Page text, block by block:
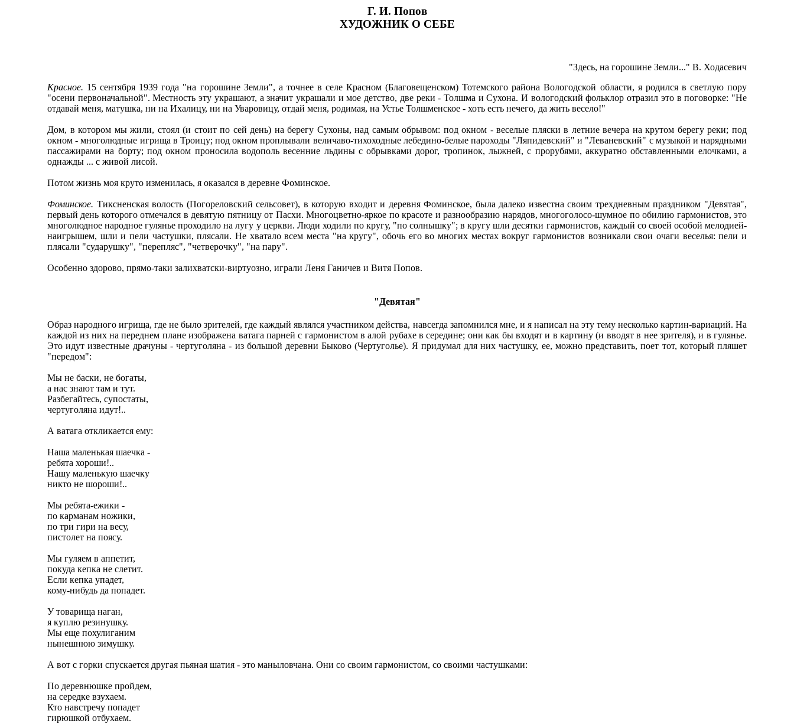
Г. И. Попов
ХУДОЖНИК О СЕБЕ
"Здесь, на горошине Земли..." В. Ходасевич
Красное. 15 сентября 1939 года "на горошине Земли", а точнее в селе Красном (Благовещенском) Тотемского района Вологодской области, я родился в светлую пору
"осени первоначальной". Местность эту украшают, а значит украшали и мое детство, две реки - Толшма и Сухона. И вологодский фольклор отразил это в поговорке: "Не
отдавай меня, матушка, ни на Ихалицу, ни на Уваровицу, отдай меня, родимая, на Устье Толшменское - хоть есть нечего, да жить весело!"
Дом, в котором мы жили, стоял (и стоит по сей день) на берегу Сухоны, над самым обрывом: под окном - веселые пляски в летние вечера на крутом берегу реки; под
окном - многолюдные игрища в Троицу; под окном проплывали величаво-тихоходные лебедино-белые пароходы "Ляпидевский" и "Леваневский" с музыкой и нарядными
пассажирами на борту; под окном проносила водополь весенние льдины с обрывками дорог, тропинок, лыжней, с прорубями, аккуратно обставленными елочками, а
однажды ... с живой лисой.
Потом жизнь моя круто изменилась, я оказался в деревне Фоминское.
Фоминское. Тиксненская волость (Погореловский сельсовет), в которую входит и деревня Фоминское, была далеко известна своим трехдневным праздником "Девятая",
первый день которого отмечался в девятую пятницу от Пасхи. Многоцветно-яркое по красоте и разнообразию нарядов, многоголосо-шумное по обилию гармонистов, это
многолюдное народное гулянье проходило на лугу у церкви. Люди ходили по кругу, "по солнышку"; в кругу шли десятки гармонистов, каждый со своей особой мелодией-
наигрышем, шли и пели частушки, плясали. Не хватало всем места "на кругу", обочь его во многих местах вокруг гармонистов возникали свои очаги веселья: пели и
плясали "сударушку", "перепляс", "четверочку", "на пару".
Особенно здорово, прямо-таки залихватски-виртуозно, играли Леня Ганичев и Витя Попов.
"Девятая"
Образ народного игрища, где не было зрителей, где каждый являлся участником действа, навсегда запомнился мне, и я написал на эту тему несколько картин-вариаций. На
каждой из них на переднем плане изображена ватага парней с гармонистом в алой рубахе в середине; они как бы входят и в картину (и вводят в нее зрителя), и в гулянье.
Это идут известные драчуны - чертуголяна - из большой деревни Быково (Чертуголье). Я придумал для них частушку, ее, можно представить, поет тот, который пляшет
"передом":
Мы не баски, не богаты,
а нас знают там и тут.
Разбегайтесь, супостаты,
чертуголяна идут!..
А ватага откликается ему:
Наша маленькая шаечка -
ребята хороши!..
Нашу маленькую шаечку
никто не шороши!..
Мы ребята-ежики -
по карманам ножики,
по три гири на весу,
пистолет на поясу.
Мы гуляем в аппетит,
покуда кепка не слетит.
Если кепка упадет,
кому-нибудь да попадет.
У товарища наган,
я куплю резинушку.
Мы еще похулиганим
нынешнюю зимушку.
А вот с горки спускается другая пьяная шатия - это маныловчана. Они со своим гармонистом, со своими частушками:
По деревнюшке пройдем,
на середке взухаем.
Кто навстречу попадет
гирюшкой отбухаем.